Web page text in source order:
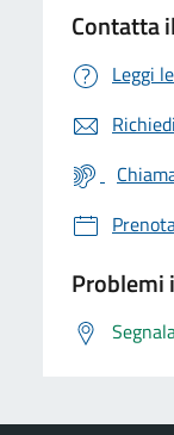
Contatta
Leggi
Problemi